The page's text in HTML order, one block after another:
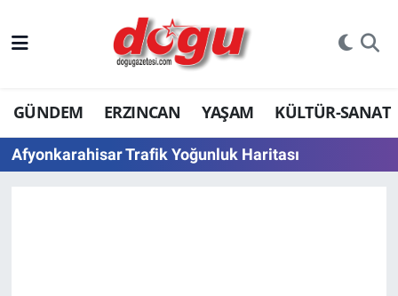
GÜNDEM ERZINCAN YAŞAM KÜLTÜR-SANAT
Afyonkarahisar Trafik Yoğunluk Haritası
ERZINCAN
GÜNDEM
ERZİNCAN FOTOĞRAFLARI